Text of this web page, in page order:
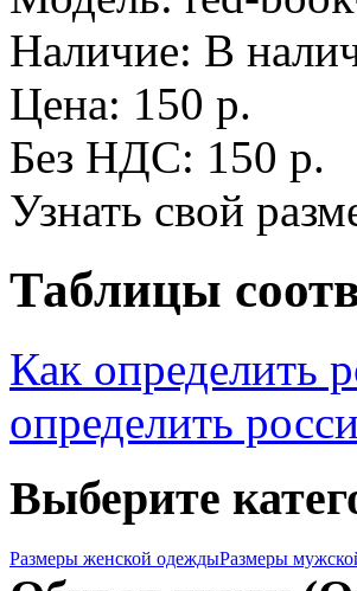
Наличие: В
Цена: 150 р.
Без НДС: 150 р.
Узнать свой
Таблицы
Как определить
определить
Выберите
Размеры женской одеждыРазмеры